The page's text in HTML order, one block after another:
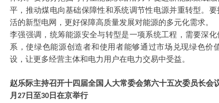
平，推动煤电向基础保障性和系统调节性电源并重转型。
活的新型电网，更好保障高质量发展对能源的多元化需求。
李强强调，统筹能源安全与转型是一项系统工程，需要深
系，使绿色能源创造者和使用者能够通过市场兑现绿色价
设，让更多经营主体和电力用户在电力交易中受益。
赵乐际主持召开十四届全国人大常委会第六十五次委员长会
月 27 日至30 日在京举行